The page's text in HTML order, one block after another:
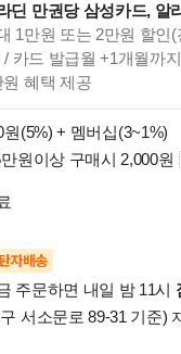
딘 만권당 삼성카드, 알
1만원 또는 2만원 할인
/ 카드 발급월 +1개월까
원 혜택 제공
원(5%) + 멤버십(3~1%)
원이상 구매시 2,000원
자배송
주문하면 내일 밤 11시
서소문로 89-31 기준)